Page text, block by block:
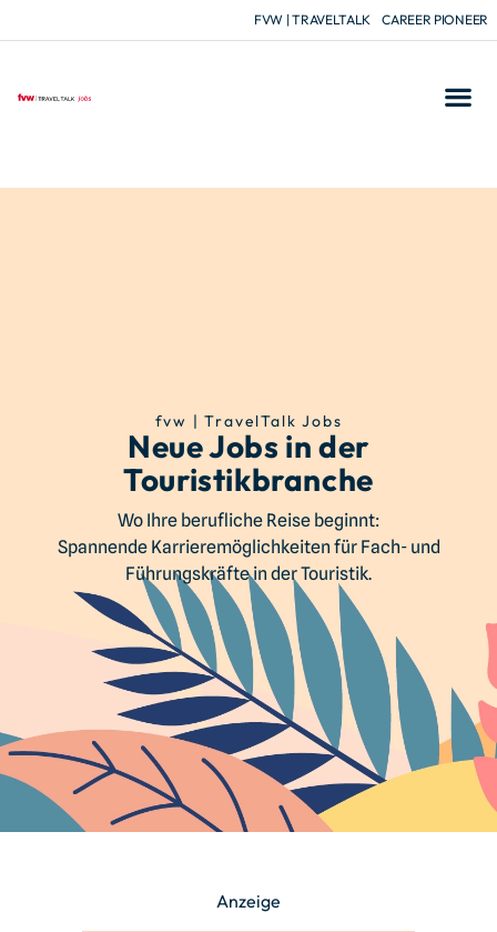
FVW | TRAVELTALK CAREER PIONEER
fvw | TravelTalk Jobs
Neue Jobs in der
Touristikbranche
Wo Ihre berufliche Reise beginnt:
Spannende Karrieremöglichkeiten für Fach- und
Führungskräfte in der Touristik.
Anzeige